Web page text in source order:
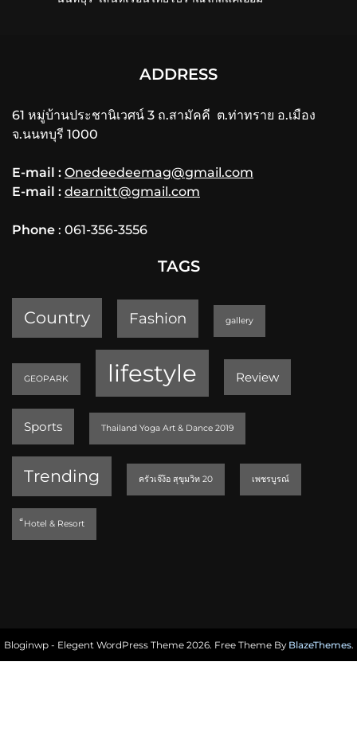
ADDRESS
61 หมู่บ้านประชานิเวศน์ 3 ถ.สามัคคี ต.ท่าทราย อ.เมือง
จ.นนทบุรี 1000
E-mail : Onedeedeemag@gmail.com
E-mail : dearnitt@gmail.com
Phone : 061-356-3556
TAGS
Country Fashion gallery
GEOPARK lifestyle Review
Sports Thailand Yoga Art & Dance 2019
Trending ครัวเจ๊ง้อ สุขุมวิท 20 เพชรบูรณ์
็Hotel & Resort
Bloginwp - Elegent WordPress Theme 2026. Free Theme By BlazeThemes.